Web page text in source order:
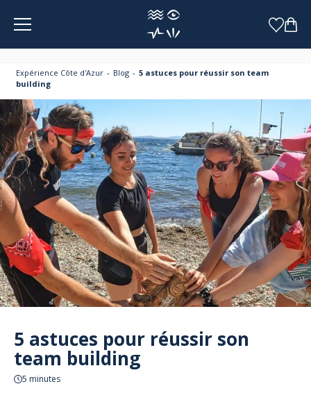
Panneau de gestion des cookies
Expérience Côte d'Azur Blog
5 astuces pour réussir son team
building
5 astuces pour réussir son
team building
5 minutes